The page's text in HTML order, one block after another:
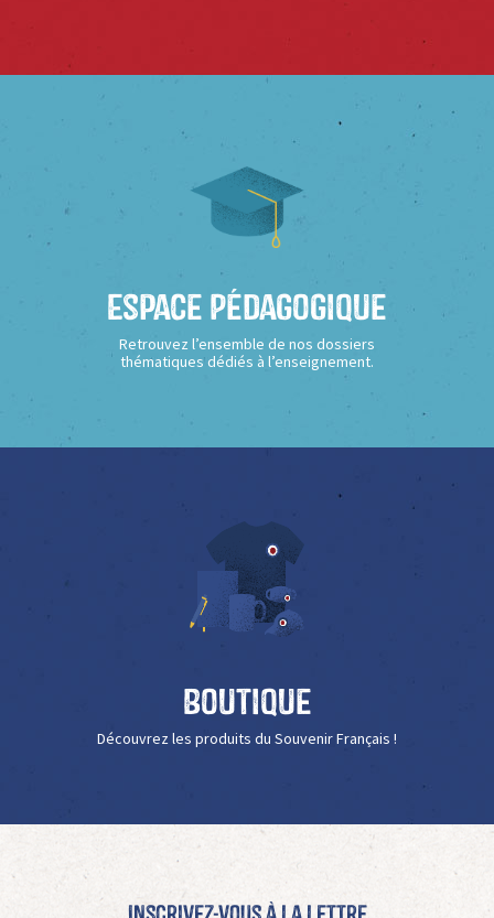
Espace Pédagogique
Retrouvez l’ensemble de nos dossiers
thématiques dédiés à l’enseignement.
Boutique
Découvrez les produits du Souvenir Français !